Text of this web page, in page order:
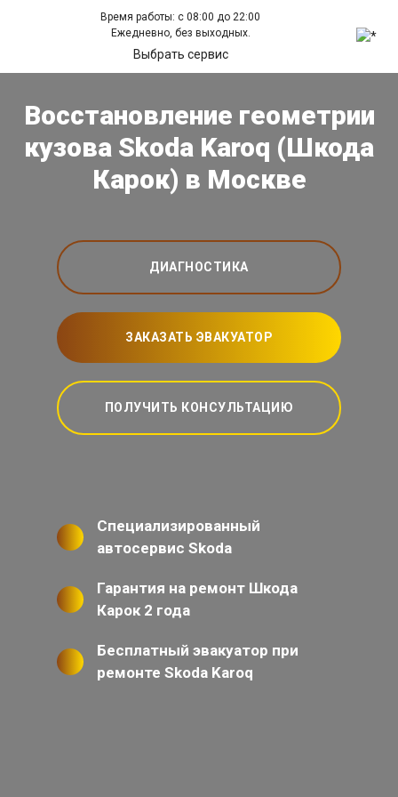
Время работы: с 08:00 до 22:00
Ежедневно, без выходных.
Выбрать сервис
Восстановление геометрии
кузова Skoda Karoq (Шкода
Карок) в Москве
ДИАГНОСТИКА
ЗАКАЗАТЬ ЭВАКУАТОР
ПОЛУЧИТЬ КОНСУЛЬТАЦИЮ
Специализированный
автосервис Skoda
Гарантия на ремонт Шкода
Карок 2 года
Бесплатный эвакуатор при
ремонте Skoda Karoq